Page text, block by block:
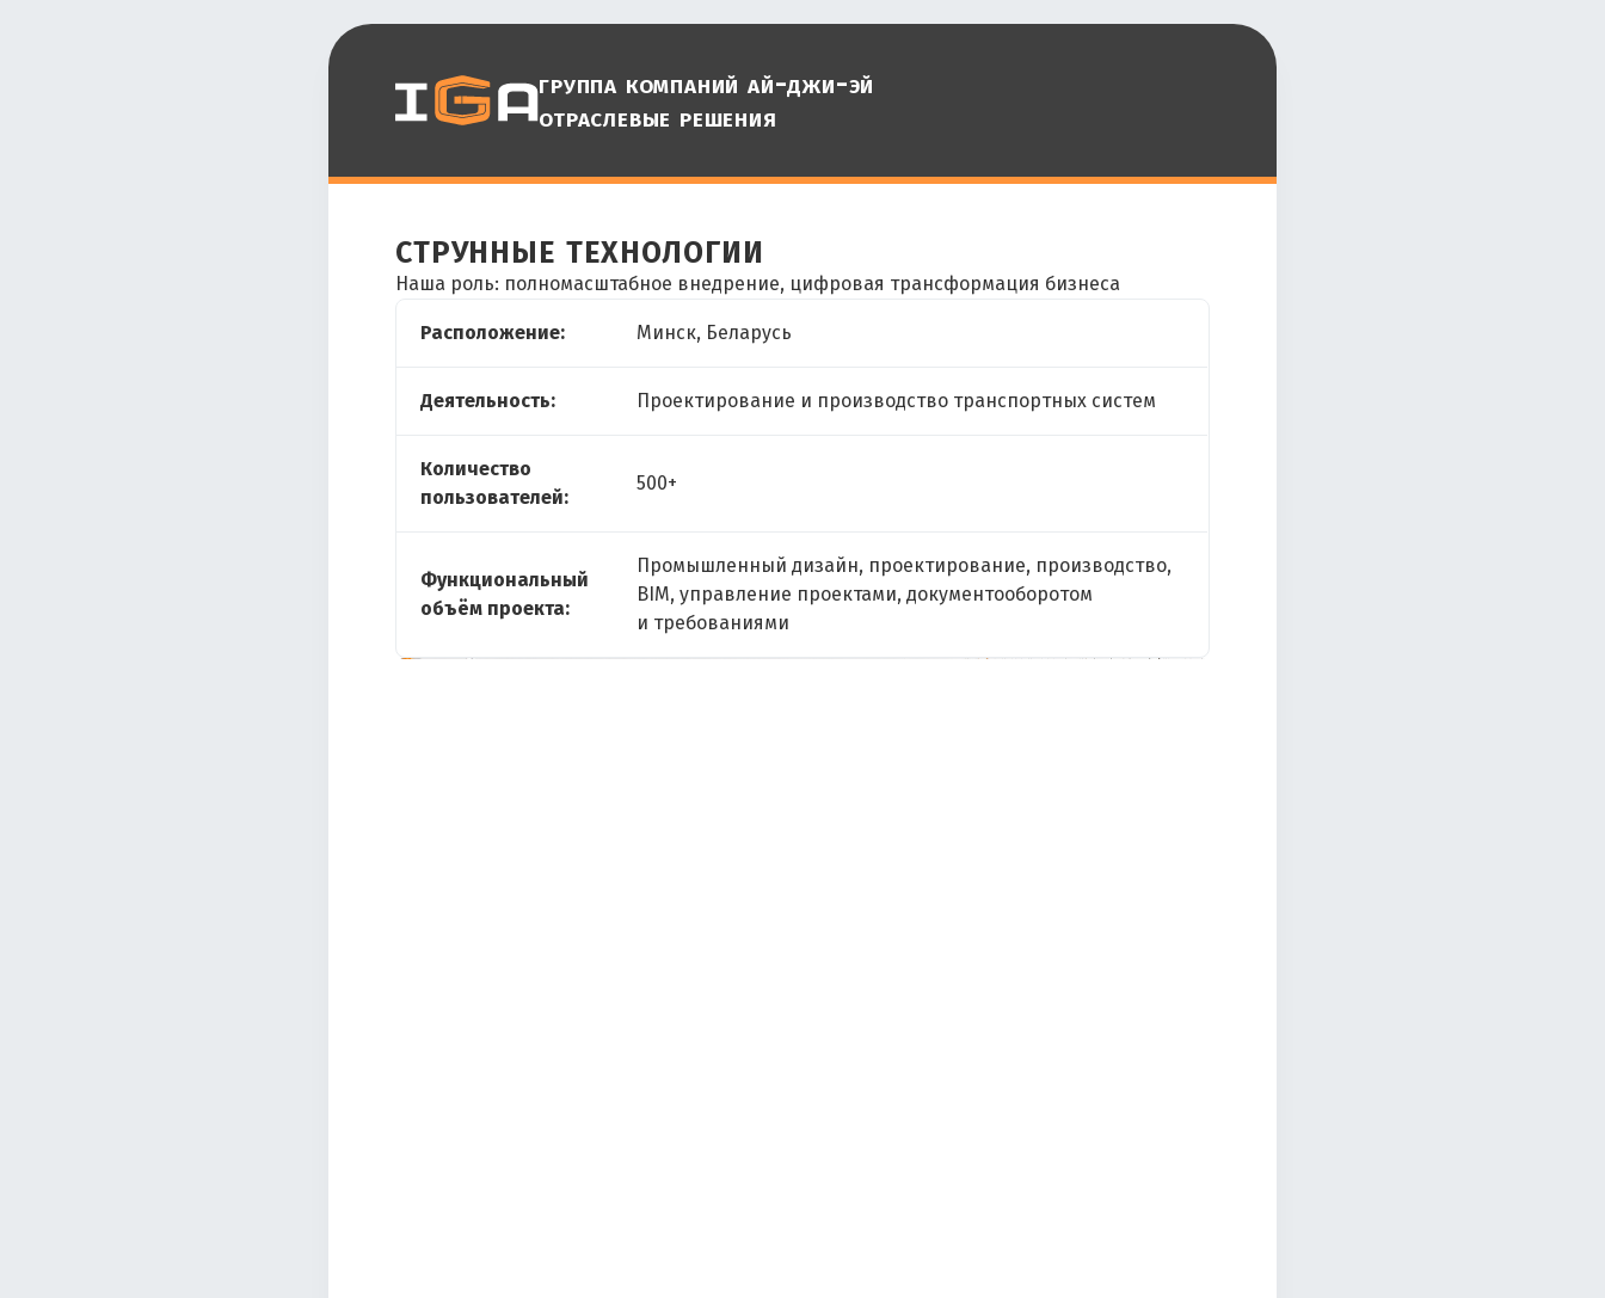
группа компаний ай-джи-эй
отраслевые решения
струнные технологии
Наша роль: полномасштабное внедрение, цифровая трансформация бизнеса
Расположение: Минск, Беларусь
Деятельность: Проектирование и производство транспортных систем
Количество
пользователей:
500+
Функциональный
объём проекта:
Промышленный дизайн, проектирование, производство,
BIM, управление проектами, документооборотом
и требованиями